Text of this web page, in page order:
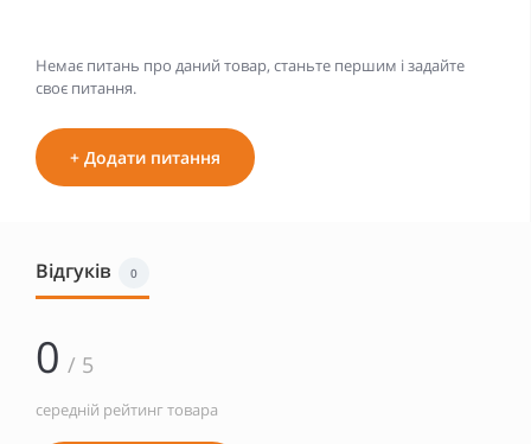
Немає питань про даний товар, станьте першим і задайте
своє питання.
+ Додати питання
Відгуків 0
0 / 5
середній рейтинг товара